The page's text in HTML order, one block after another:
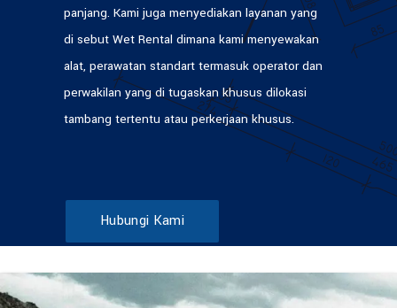
panjang. Kami juga menyediakan layanan yang
di sebut Wet Rental dimana kami menyewakan
alat, perawatan standart termasuk operator dan
perwakilan yang di tugaskan khusus dilokasi
tambang tertentu atau perkerjaan khusus.
Hubungi Kami